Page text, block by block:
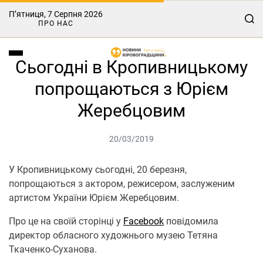
П’ятниця, 7 Серпня 2026
ПРО НАС
Сьогодні в Кропивницькому
попрощаються з Юрієм
Жеребцовим
20/03/2019
У Кропивницькому сьогодні, 20 березня,
попрощаються з актором, режисером, заслуженим
артистом України Юрієм Жеребцовим.
Про це на своїй сторінці у Facebook повідомила
директор обласного художнього музею Тетяна
Ткаченко-Суханова.